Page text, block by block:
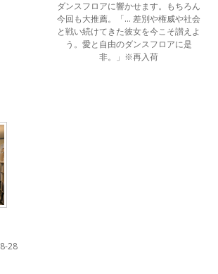
ダンスフロアに響かせます。もちろん
今回も大推薦。「… 差別や権威や社会
と戦い続けてきた彼女を今こそ讃えよ
う。愛と自由のダンスフロアに是
非。」※再入荷
28